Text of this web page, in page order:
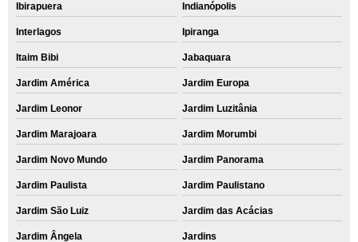
Ibirapuera Indianópolis
Interlagos Ipiranga
Itaim Bibi Jabaquara
Jardim América Jardim Europa
Jardim Leonor Jardim Luzitânia
Jardim Marajoara Jardim Morumbi
Jardim Novo Mundo Jardim Panorama
Jardim Paulista Jardim Paulistano
Jardim São Luiz Jardim das Acácias
Jardim Ângela Jardins